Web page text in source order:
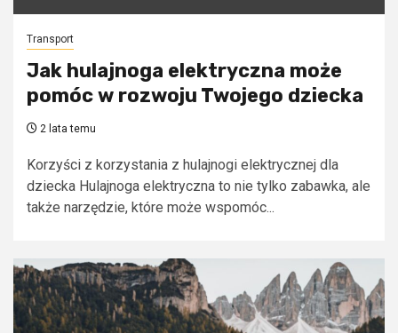
Transport
Jak hulajnoga elektryczna może
pomóc w rozwoju Twojego dziecka
2 lata temu
Korzyści z korzystania z hulajnogi elektrycznej dla
dziecka Hulajnoga elektryczna to nie tylko zabawka, ale
także narzędzie, które może wspomóc...